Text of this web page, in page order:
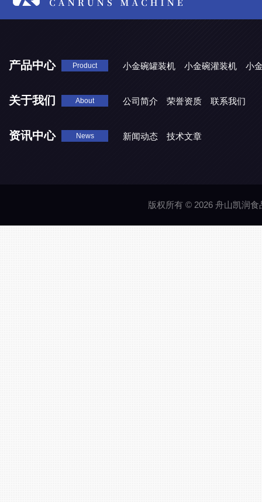
产品中心 Product 小金碗罐装机 小金碗灌装机 小
关于我们 About 公司简介 荣誉资质 联系我们
资讯中心 News 新闻动态 技术文章
版权所有 © 2026 舟山凯润